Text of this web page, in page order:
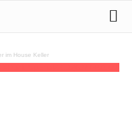
im House Keller